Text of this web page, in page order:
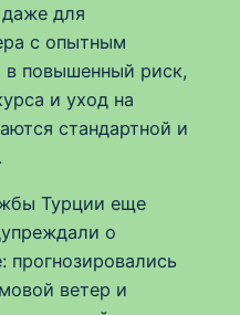
даже для
с опытным
в повышенный риск,
и уход на
стандартной и
Турции еще
о
ветер и